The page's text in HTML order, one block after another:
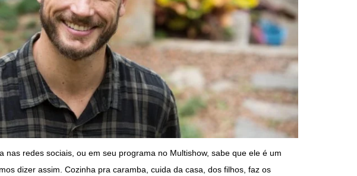
nas redes sociais, ou em seu programa no Multishow, sabe que ele é um
dizer assim. Cozinha pra caramba, cuida da casa, dos filhos, faz os